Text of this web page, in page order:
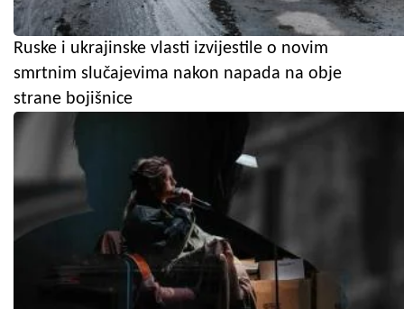
Ruske i ukrajinske vlasti izvijestile o novim
smrtnim slučajevima nakon napada na obje
strane bojišnice